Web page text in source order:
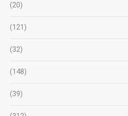
(20)
(121)
(32)
(148)
(39)